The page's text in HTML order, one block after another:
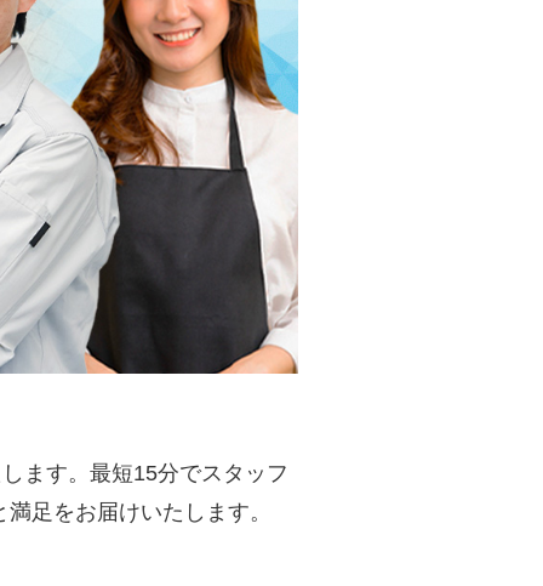
ます。最短15分でスタッフ
足をお届けいたします。